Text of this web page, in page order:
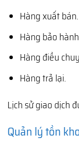
Hàng xuất bán.
Hàng bảo
Hàng điều
Hàng trả lại.
Lịch sử giao dịch
Quản lý tồn